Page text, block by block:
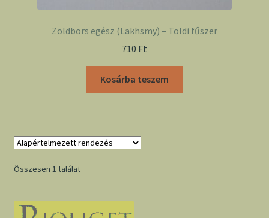
Zöldbors egész (Lakhsmy) – Toldi fűszer
710 Ft
Kosárba teszem
Összesen 1 találat